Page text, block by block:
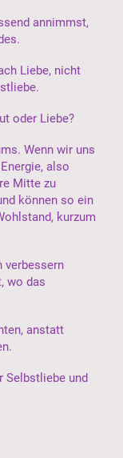
annimmst,
Liebe, nicht
oder Liebe?
Wenn wir uns
also
Mitte zu
können so ein
kurzum
verbessern
wo das
anstatt
Selbstliebe und